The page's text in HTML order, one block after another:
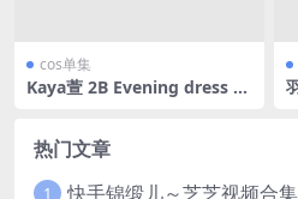
cos单集
Kaya萱 2B Evening dress [5
热门文章
1 快手锦缎儿～芝芝视频合